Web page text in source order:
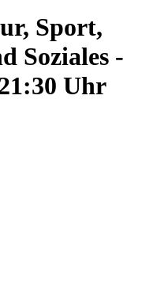
Sport,
Soziales -
Uhr